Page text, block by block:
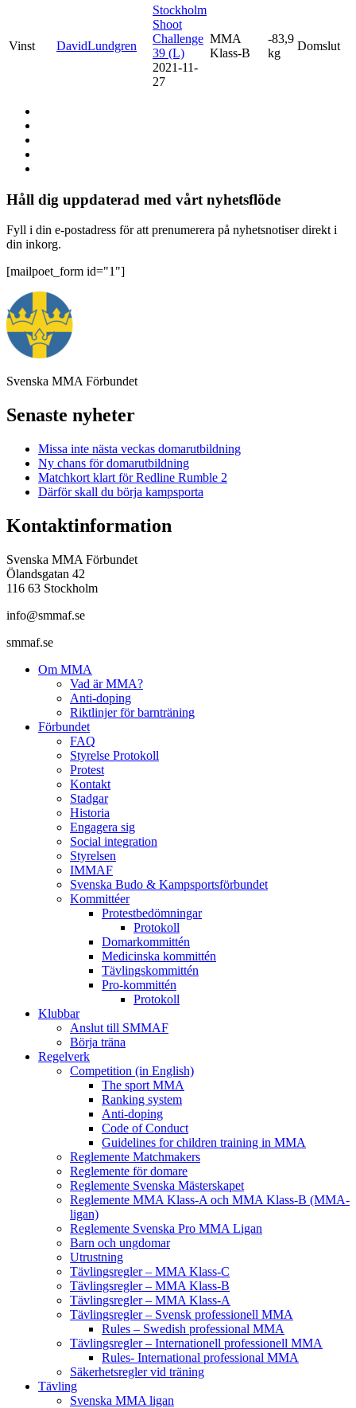
Vinst DavidLundgren
Stockholm
Shoot
Challenge
39 (L)
2021-11-
27
MMA
Klass-B
-83,9
kg
Domslut
Håll dig uppdaterad med vårt nyhetsflöde
Fyll i din e-postadress för att prenumerera på nyhetsnotiser direkt i
din inkorg.
[mailpoet_form id="1"]
Svenska MMA Förbundet
Senaste nyheter
Missa inte nästa veckas domarutbildning
Ny chans för domarutbildning
Matchkort klart för Redline Rumble 2
Därför skall du börja kampsporta
Kontaktinformation
Svenska MMA Förbundet
Ölandsgatan 42
116 63 Stockholm
info@smmaf.se
smmaf.se
Om MMA
Vad är MMA?
Anti-doping
Riktlinjer för barnträning
Förbundet
FAQ
Styrelse Protokoll
Protest
Kontakt
Stadgar
Historia
Engagera sig
Social integration
Styrelsen
IMMAF
Svenska Budo & Kampsportsförbundet
Kommittéer
Protestbedömningar
Protokoll
Domarkommittén
Medicinska kommittén
Tävlingskommittén
Pro-kommittén
Protokoll
Klubbar
Anslut till SMMAF
Börja träna
Regelverk
Competition (in English)
The sport MMA
Ranking system
Anti-doping
Code of Conduct
Guidelines for children training in MMA
Reglemente Matchmakers
Reglemente för domare
Reglemente Svenska Mästerskapet
Reglemente MMA Klass-A och MMA Klass-B (MMA-
ligan)
Reglemente Svenska Pro MMA Ligan
Barn och ungdomar
Utrustning
Tävlingsregler – MMA Klass-C
Tävlingsregler – MMA Klass-B
Tävlingsregler – MMA Klass-A
Tävlingsregler – Svensk professionell MMA
Rules – Swedish professional MMA
Tävlingsregler – Internationell professionell MMA
Rules- International professional MMA
Säkerhetsregler vid träning
Tävling
Svenska MMA ligan